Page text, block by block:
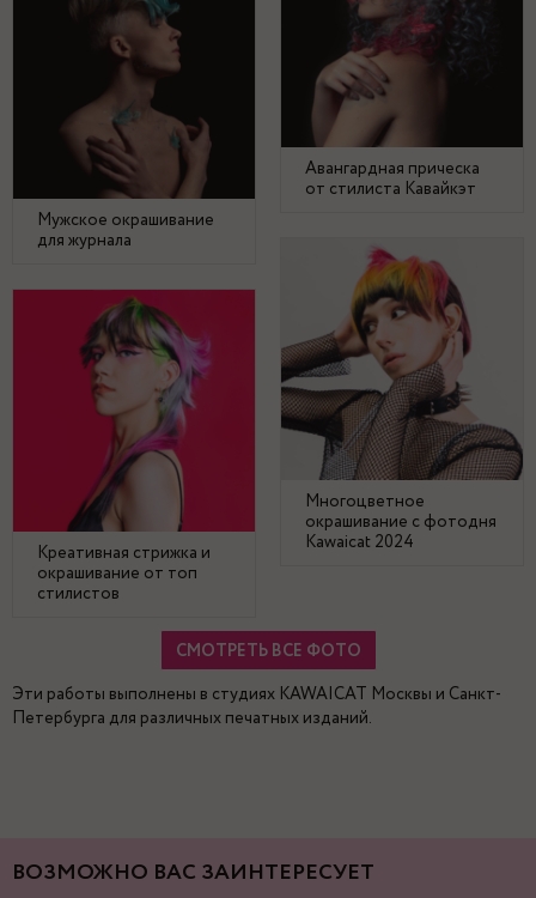
Авангардная прическа
от стилиста Кавайкэт
Мужское окрашивание
для журнала
Многоцветное
окрашивание с фотодня
Kawaicat 2024
Креативная стрижка и
окрашивание от топ
стилистов
СМОТРЕТЬ ВСЕ ФОТО
Эти работы выполнены в студиях KAWAICAT Москвы и Санкт-
Петербурга для различных печатных изданий.
ВОЗМОЖНО ВАС ЗАИНТЕРЕСУЕТ